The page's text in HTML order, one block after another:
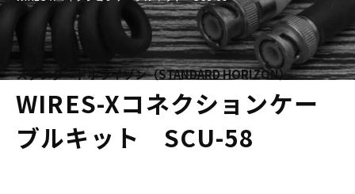
スタンダードホライゾン（STANDARD HORIZON）
WIRES-Xコネクションケー
ブルキット SCU-58